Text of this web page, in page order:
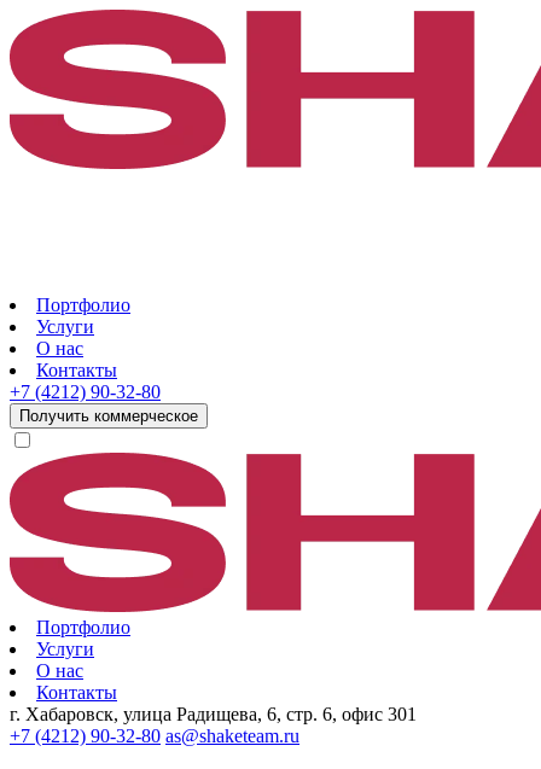
Портфолио
Услуги
О нас
Контакты
+7 (4212) 90-32-80
Получить коммерческое
Портфолио
Услуги
О нас
Контакты
г. Хабаровск, улица Радищева, 6, стр. 6, офис 301
+7 (4212) 90-32-80 as@shaketeam.ru